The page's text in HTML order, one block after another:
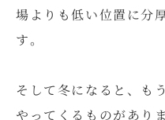
場よりも低い位置に分
す。
そして冬になると、も
やってくるものがあり